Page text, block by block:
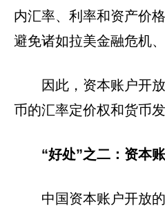
内汇率、利率和资产价
避免诸如拉美金融危机
因此，资本账户开
币的汇率定价权和货币
“好处”之二：资本
中国资本账户开放